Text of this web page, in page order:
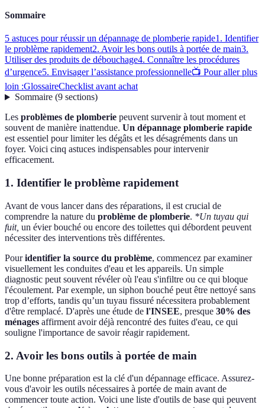
Sommaire
5 astuces pour réussir un dépannage de plomberie rapide1. Identifier
le problème rapidement2. Avoir les bons outils à portée de main3.
Utiliser des produits de débouchage4. Connaître les procédures
d’urgence5. Envisager l’assistance professionnelle📺 Pour aller plus
loin :GlossaireChecklist avant achat
Sommaire(9 sections)
Les problèmes de plomberie peuvent survenir à tout moment et
souvent de manière inattendue. Un dépannage plomberie rapide
est essentiel pour limiter les dégâts et les désagréments dans un
foyer. Voici cinq astuces indispensables pour intervenir
efficacement.
1. Identifier le problème rapidement
Avant de vous lancer dans des réparations, il est crucial de
comprendre la nature du problème de plomberie. *Un tuyau qui
fuit, un évier bouché ou encore des toilettes qui débordent peuvent
nécessiter des interventions très différentes.
Pouridentifier la source du problème, commencez par examiner
visuellement les conduites d'eau et les appareils. Un simple
diagnostic peut souvent révéler où l'eau s'infiltre ou ce qui bloque
l'écoulement. Par exemple, un siphon bouché peut être nettoyé sans
trop d’efforts, tandis qu’un tuyau fissuré nécessitera probablement
d'être remplacé. D'après une étude de l'INSEE, presque 30% des
ménages affirment avoir déjà rencontré des fuites d'eau, ce qui
souligne l'importance de savoir réagir rapidement.
2. Avoir les bons outils à portée de main
Une bonne préparation est la clé d'un dépannage efficace. Assurez-
vous d'avoir les outils nécessaires à portée de main avant de
commencer toute action. Voici une liste d'outils de base qui peuvent